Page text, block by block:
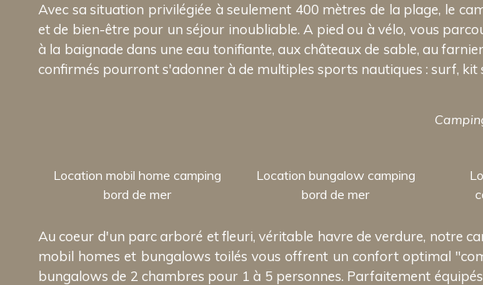
Avec sa situation privilégiée à seulement 400 mètres de la plage, le
et de bien-être pour un séjour inoubliable. A pied ou à vélo, vous
à la baignade dans une eau tonifiante, aux châteaux de sable, au
confirmés pourront s'adonner à de multiples sports nautiques : surf, kit
Location mobil home camping
bord de mer
Location bungalow camping
bord de mer
Au coeur d'un parc arboré et fleuri, véritable havre de verdure, notre
mobil homes et bungalows toilés vous offrent un confort optimal
bungalows de 2 chambres pour 1 à 5 personnes. Parfaitement